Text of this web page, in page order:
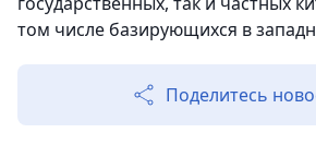
том числе базирующихся в
Поделитесь